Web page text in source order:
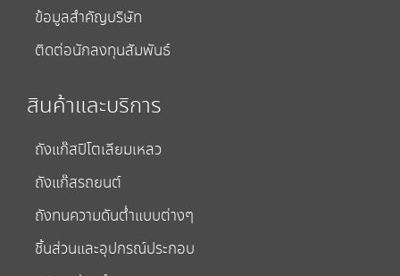
ข้อมูลสำคัญบริษัท
ติดต่อนักลงทุนสัมพันธ์
สินค้าและบริการ
ถังแก๊สปิโตเลียมเหลว
ถังแก๊สรถยนต์
ถังทนความดันต่ำแบบต่างๆ
ชิ้นส่วนและอุปกรณ์ประกอบ